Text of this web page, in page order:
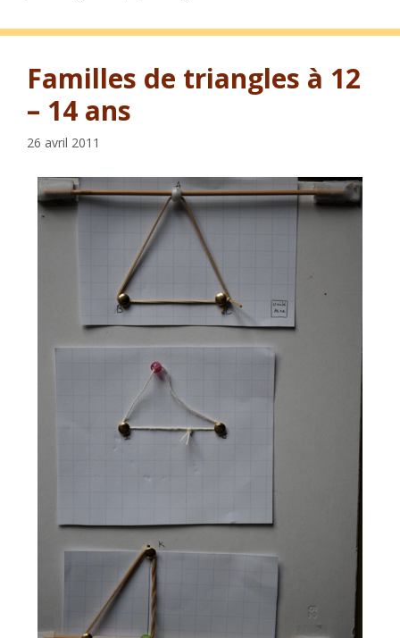
Familles de triangles à 12
– 14 ans
26 avril 2011